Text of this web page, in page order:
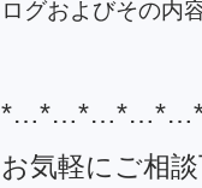
ログおよびその内
お気軽にご相